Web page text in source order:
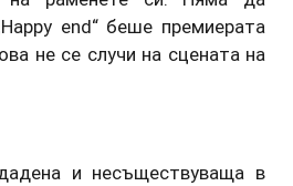
end“ беше премиерата
не се случи на сцената на
и несъществуваща в